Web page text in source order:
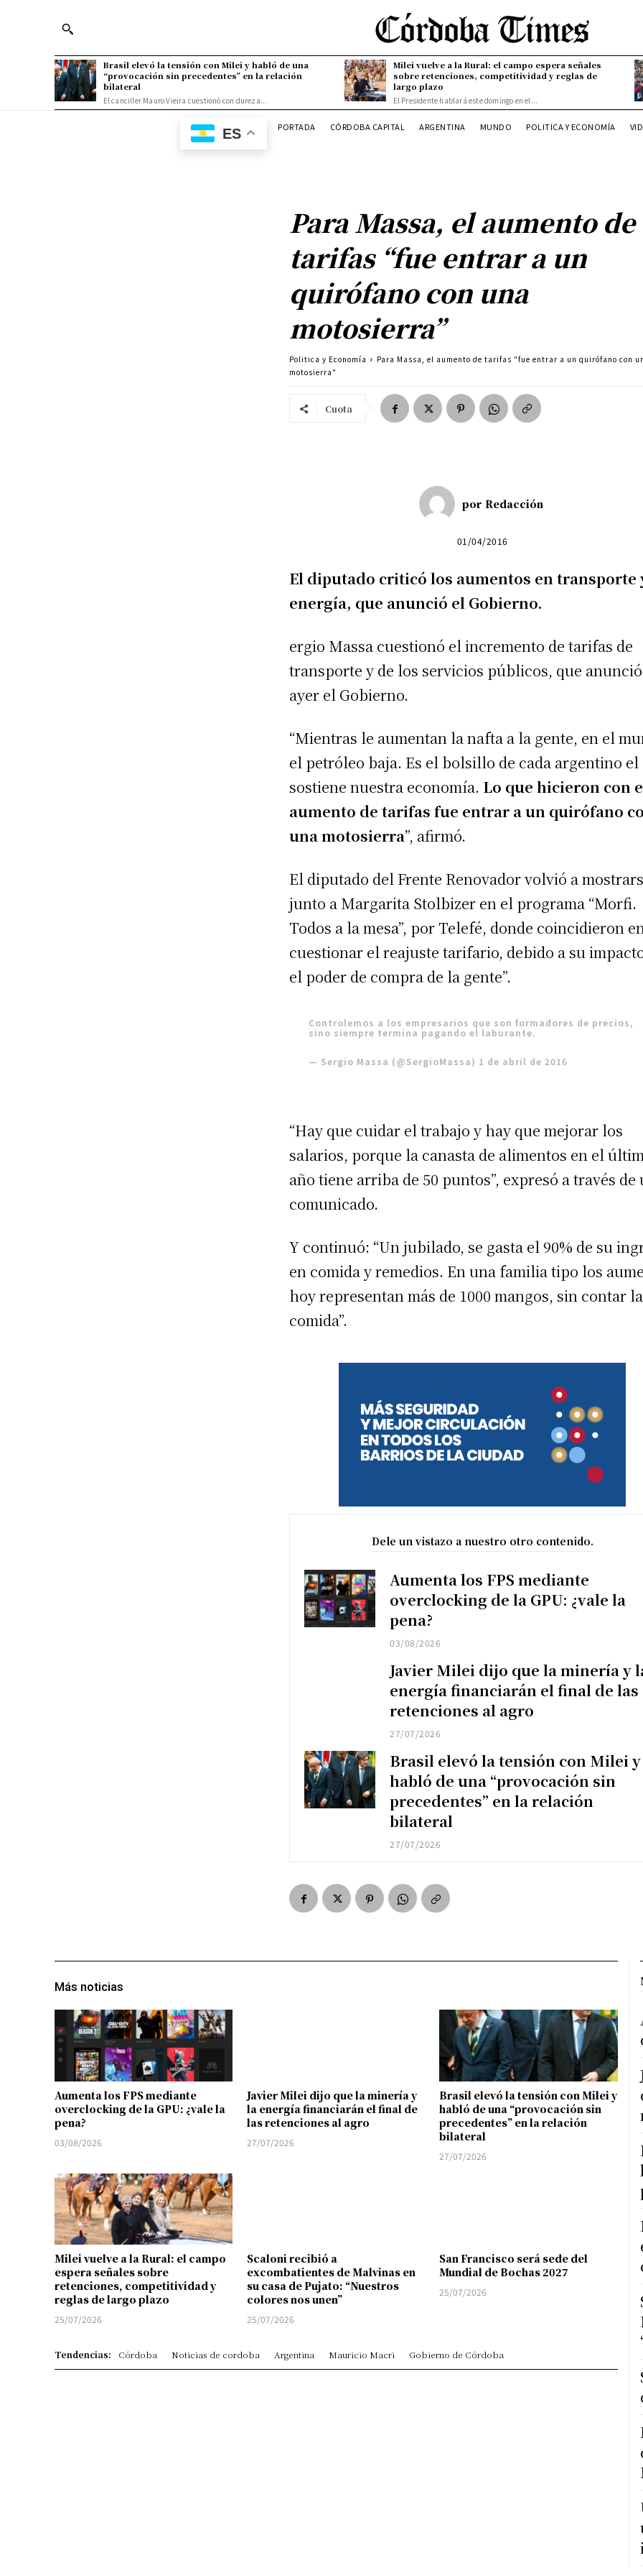
Brasil elevó la tensión con Milei y habló de una
“provocación sin precedentes” en la relación
bilateral
El canciller Mauro Vieira cuestionó con dureza...
Milei vuelve a la Rural: el campo espera señales
sobre retenciones, competitividad y reglas de
largo plazo
El Presidente hablará este domingo en el...
ES PORTADA CÓRDOBA CAPITAL ARGENTINA MUNDO POLITICA Y ECONOMÍA
Para Massa, el aumento de
tarifas “fue entrar a un
quirófano con una
motosierra”
Politica y Economía
Para Massa, el aumento de tarifas "fue entrar a un quirófano con
motosierra"
Cuota
por Redacción
01/04/2016
El diputado criticó los aumentos en transporte
energía, que anunció el Gobierno.
ergio Massa cuestionó el incremento de tarifas de
transporte y de los servicios públicos, que anunció
ayer el Gobierno.
“Mientras le aumentan la nafta a la gente, en el
el petróleo baja. Es el bolsillo de cada argentino el
sostiene nuestra economía. Lo que hicieron con
aumento de tarifas fue entrar a un quirófano
una motosierra”, afirmó.
El diputado del Frente Renovador volvió a
junto a Margarita Stolbizer en el programa “Morfi.
Todos a la mesa”, por Telefé, donde coincidieron
cuestionar el reajuste tarifario, debido a su
el poder de compra de la gente”.
Controlemos a los empresarios que son formadores de precios,
sino siempre termina pagando el laburante.
— Sergio Massa (@SergioMassa) 1 de abril de 2016
“Hay que cuidar el trabajo y hay que mejorar los
salarios, porque la canasta de alimentos en el
año tiene arriba de 50 puntos”, expresó a través de
comunicado.
Y continuó: “Un jubilado, se gasta el 90% de su
en comida y remedios. En una familia tipo los
hoy representan más de 1000 mangos, sin contar la
comida”.
Dele un vistazo a nuestro otro contenido.
Aumenta los FPS mediante
overclocking de la GPU: ¿vale la
pena?
03/08/2026
Javier Milei dijo que la minería y
energía financiarán el final de las
retenciones al agro
27/07/2026
Brasil elevó la tensión con Milei y
habló de una “provocación sin
precedentes” en la relación
bilateral
27/07/2026
Más noticias
Aumenta los FPS mediante
overclocking de la GPU: ¿vale la
pena?
03/08/2026
Javier Milei dijo que la minería y
la energía financiarán el final de
las retenciones al agro
27/07/2026
Brasil elevó la tensión con Milei y
habló de una “provocación sin
precedentes” en la relación
bilateral
27/07/2026
Milei vuelve a la Rural: el campo
espera señales sobre
retenciones, competitividad y
reglas de largo plazo
25/07/2026
Scaloni recibió a
excombatientes de Malvinas en
su casa de Pujato: “Nuestros
colores nos unen”
25/07/2026
San Francisco será sede del
Mundial de Bochas 2027
25/07/2026
Tendencias: Córdoba Noticias de cordoba Argentina Mauricio Macri Gobierno de Córdoba